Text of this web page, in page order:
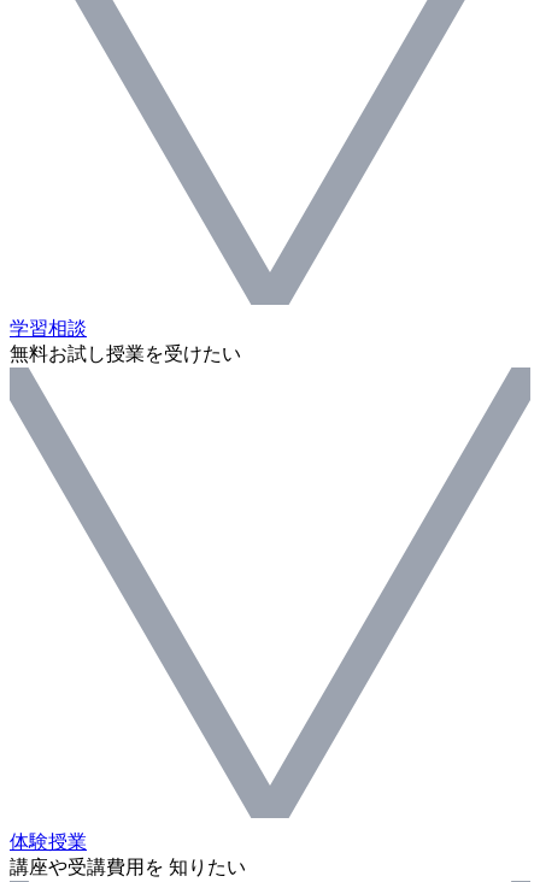
学習相談
無料お試し授業を受けたい
体験授業
講座や受講費用を 知りたい